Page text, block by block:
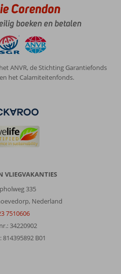
Corendon
boeken en betalen
ANVR, de Stichting Garantiefonds
en het Calamiteitenfonds.
VLIEGVAKANTIES
335
Nederland
7510606
34220902
814395892 B01